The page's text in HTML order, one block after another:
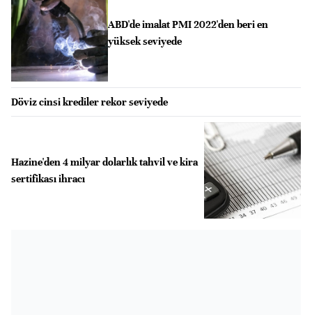
ABD'de imalat PMI 2022'den beri en
yüksek seviyede
Döviz cinsi krediler rekor seviyede
Hazine'den 4 milyar dolarlık tahvil ve kira
sertifikası ihracı